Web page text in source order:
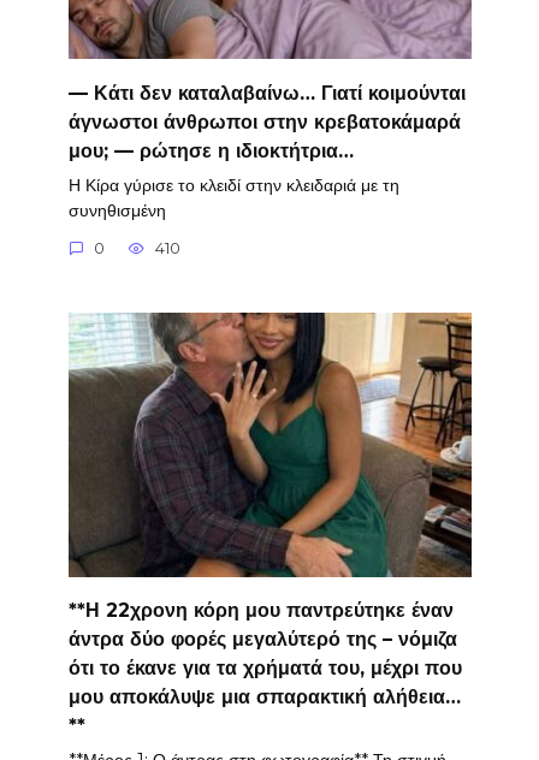
— Κάτι δεν καταλαβαίνω… Γιατί κοιμούνται
άγνωστοι άνθρωποι στην κρεβατοκάμαρά
μου; — ρώτησε η ιδιοκτήτρια…
Η Κίρα γύρισε το κλειδί στην κλειδαριά με τη
συνηθισμένη
0 410
**Η 22χρονη κόρη μου παντρεύτηκε έναν
άντρα δύο φορές μεγαλύτερό της – νόμιζα
ότι το έκανε για τα χρήματά του, μέχρι που
μου αποκάλυψε μια σπαρακτική αλήθεια…
**